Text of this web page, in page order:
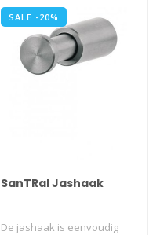
SALE -20%
SanTRal Jashaak
De jashaak is eenvoudig